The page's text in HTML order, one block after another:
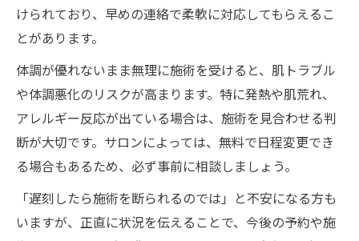
けられており、早めの連絡で柔軟に対応してもらえるこ
とがあります。
体調が優れないまま無理に施術を受けると、肌トラブル
や体調悪化のリスクが高まります。特に発熱や肌荒れ、
アレルギー反応が出ている場合は、施術を見合わせる判
断が大切です。サロンによっては、無料で日程変更でき
る場合もあるため、必ず事前に相談しましょう。
「遅刻したら施術を断られるのでは」と不安になる方も
いますが、正直に状況を伝えることで、今後の予約や施